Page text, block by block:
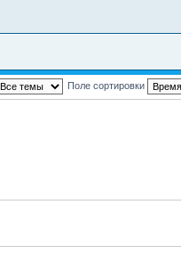
Поле сортировки